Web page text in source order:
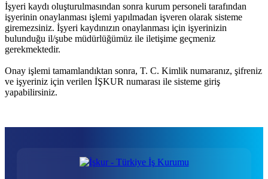
İşyeri kaydı oluşturulmasından sonra kurum personeli tarafından
işyerinin onaylanması işlemi yapılmadan işveren olarak sisteme
giremezsiniz. İşyeri kaydınızın onaylanması için işyerinizin
bulunduğu il/şube müdürlüğümüz ile iletişime geçmeniz
gerekmektedir.
Onay işlemi tamamlandıktan sonra, T. C. Kimlik numaranız, şifreniz
ve işyeriniz için verilen İŞKUR numarası ile sisteme giriş
yapabilirsiniz.